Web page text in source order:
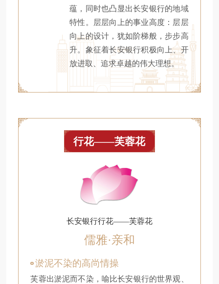
蕴，同时也凸显出长安银行的地域
特性。层层向上的事业高度：层层
向上的设计，犹如阶梯般，步步高
升。象征着长安银行积极向上、开
放进取、追求卓越的伟大理想。
淤泥不染的高尚情操
芙蓉出淤泥而不染，喻比长安银行的世界观、
行花——芙蓉花
长安银行行花——芙蓉花
儒雅·亲和